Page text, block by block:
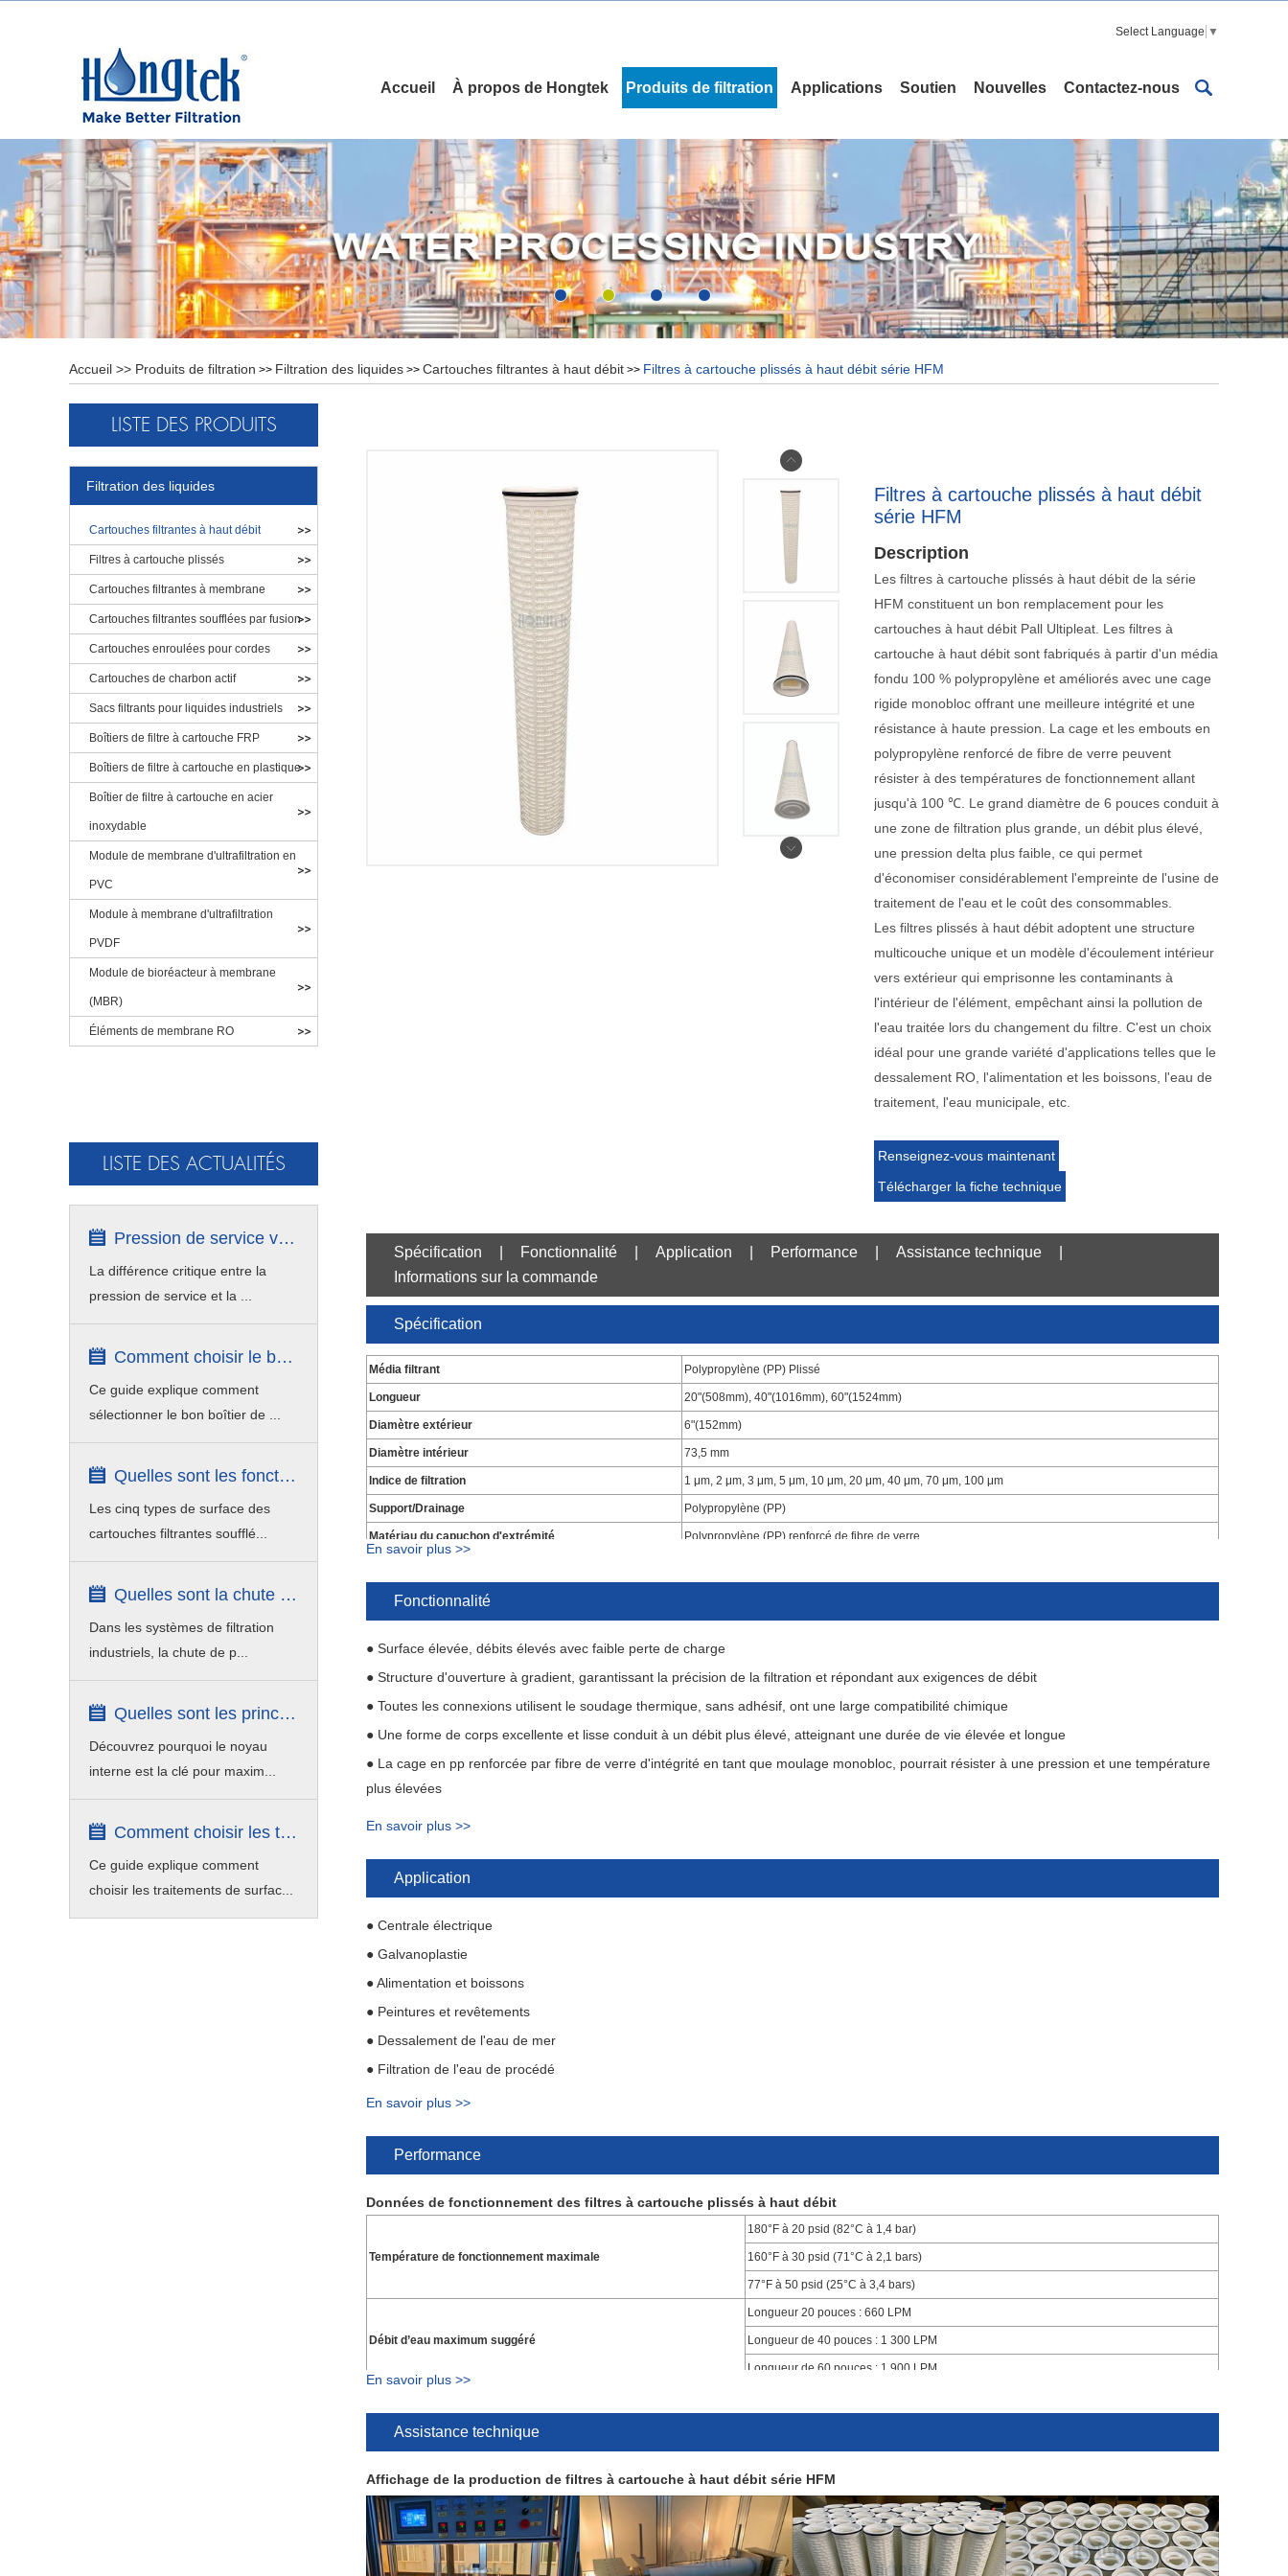
Select Language ▼
Accueil À propos de Hongtek Produits de filtration Applications Soutien Nouvelles Contactez-nous
Accueil >> Produits de filtration >> Filtration des liquides >> Cartouches filtrantes à haut débit >> Filtres à cartouche plissés à haut débit série HFM
Filtres à cartouche plissés à haut débit
série HFM
Description
Les filtres à cartouche plissés à haut débit de la série
HFM constituent un bon remplacement pour les
cartouches à haut débit Pall Ultipleat. Les filtres à
cartouche à haut débit sont fabriqués à partir d'un média
fondu 100 % polypropylène et améliorés avec une cage
rigide monobloc offrant une meilleure intégrité et une
résistance à haute pression. La cage et les embouts en
polypropylène renforcé de fibre de verre peuvent
résister à des températures de fonctionnement allant
jusqu'à 100 ℃. Le grand diamètre de 6 pouces conduit à
une zone de filtration plus grande, un débit plus élevé,
une pression delta plus faible, ce qui permet
d'économiser considérablement l'empreinte de l'usine de
traitement de l'eau et le coût des consommables.
Les filtres plissés à haut débit adoptent une structure
multicouche unique et un modèle d'écoulement intérieur
vers extérieur qui emprisonne les contaminants à
l'intérieur de l'élément, empêchant ainsi la pollution de
l'eau traitée lors du changement du filtre. C'est un choix
idéal pour une grande variété d'applications telles que le
dessalement RO, l'alimentation et les boissons, l'eau de
traitement, l'eau municipale, etc.
Renseignez-vous maintenant
Télécharger la fiche technique
Spécification Fonctionnalité Application Performance Assistance technique
Informations sur la commande
Spécification
Média filtrant Polypropylène (PP) Plissé
Longueur 20"(508mm), 40"(1016mm), 60"(1524mm)
Diamètre extérieur 6"(152mm)
Diamètre intérieur 73,5 mm
Indice de filtration 1 μm, 2 μm, 3 μm, 5 μm, 10 μm, 20 μm, 40 μm, 70 μm, 100 μm
Support/Drainage Polypropylène (PP)
Matériau du capuchon d'extrémité Polypropylène (PP) renforcé de fibre de verre
Matériau du joint
En savoir plus >>
Fonctionnalité
● Surface élevée, débits élevés avec faible perte de charge
● Structure d'ouverture à gradient, garantissant la précision de la filtration et répondant aux exigences de débit
● Toutes les connexions utilisent le soudage thermique, sans adhésif, ont une large compatibilité chimique
● Une forme de corps excellente et lisse conduit à un débit plus élevé, atteignant une durée de vie élevée et longue
● La cage en pp renforcée par fibre de verre d'intégrité en tant que moulage monobloc, pourrait résister à une pression et une température
plus élevées
En savoir plus >>
Application
● Centrale électrique
● Galvanoplastie
● Alimentation et boissons
● Peintures et revêtements
● Dessalement de l'eau de mer
● Filtration de l'eau de procédé
En savoir plus >>
Performance
Données de fonctionnement des filtres à cartouche plissés à haut débit
Température de fonctionnement maximale
180°F à 20 psid (82°C à 1,4 bar)
160°F à 30 psid (71°C à 2,1 bars)
77°F à 50 psid (25°C à 3,4 bars)
Débit d’eau maximum suggéré
Longueur 20 pouces : 660 LPM
Longueur de 40 pouces : 1 300 LPM
Longueur de 60 pouces : 1 900 LPM
Superficie typique
10,5㎡ par cartouche filtrante de 60"
Pression maximale 4,2 bars
Recommander de changer la pression différentielle 2,5 bars à 20 ℃
Installation d'un filtre plissé à haut débit Cartouches
En savoir plus >>
Assistance technique
Affichage de la production de filtres à cartouche à haut débit série HFM
LISTE DES PRODUITS
Filtration des liquides
Cartouches filtrantes à haut débit
Filtres à cartouche plissés
Cartouches filtrantes à membrane
Cartouches filtrantes soufflées par fusion
Cartouches enroulées pour cordes
Cartouches de charbon actif
Sacs filtrants pour liquides industriels
Boîtiers de filtre à cartouche FRP
Boîtiers de filtre à cartouche en plastique
Boîtier de filtre à cartouche en acier
inoxydable
Module de membrane d'ultrafiltration en
PVC
Module à membrane d'ultrafiltration
PVDF
Module de bioréacteur à membrane
(MBR)
Éléments de membrane RO
LISTE DES ACTUALITÉS
Pression de service vs pression de conc...
La différence critique entre la
pression de service et la ...
Comment choisir le bon boîtier de filt...
Ce guide explique comment
sélectionner le bon boîtier de ...
Quelles sont les fonctions du traitemen...
Les cinq types de surface des
cartouches filtrantes soufflé...
Quelles sont la chute de pression et la...
Dans les systèmes de filtration
industriels, la chute de p...
Quelles sont les principales fonctions ...
Découvrez pourquoi le noyau
interne est la clé pour maxim...
Comment choisir les types de traitement...
Ce guide explique comment
choisir les traitements de surfac...